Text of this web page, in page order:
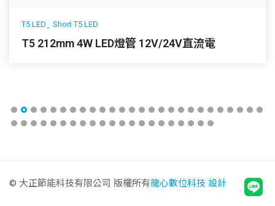
T5 LED Short T5 LED
T5 212mm 4W LED燈管 12V/24V直流電
© 大正節能科技有限公司 版權所有龍心數位科技 設計